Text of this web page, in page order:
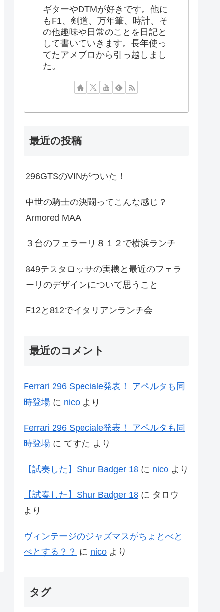
ギターやDTMが好きです。他に
もF1、剣道、万年筆、時計、そ
の他趣味や日常のことを日記と
して書いていきます。長年使っ
てたアメブロから引っ越しまし
た。
最近の投稿
296GTSのVINがついた！
中世の騎士の決闘ってこんな感じ？
Armored MAA
３台のフェラーリ８１２で横浜ランチ
849テスタロッサの実機と最近のフェラ
ーリのデザインについて思うこと
F12と812でイタリアンランチ会
最近のコメント
Ferrari 296 Speciale発表！ アペルタも同
時登場 に nico より
Ferrari 296 Speciale発表！ アペルタも同
時登場 に てすた より
【試奏した】Shur Badger 18 に nico より
【試奏した】Shur Badger 18 に タロウ
より
ヴィンテージのジャズマスがちょとべと
べとする？？ に nico より
タグ